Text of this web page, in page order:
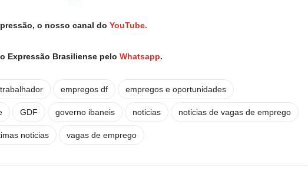
o nosso canal do YouTube.
Expressão Brasiliense pelo Whatsapp.
empregos df empregos e oportunidades
GDF governo ibaneis noticias noticias de vagas de emprego
noticias vagas de emprego